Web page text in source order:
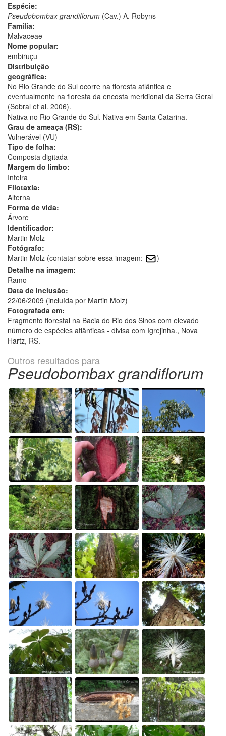
Espécie:
Pseudobombax grandiflorum (Cav.) A. Robyns
Família:
Malvaceae
Nome popular:
embiruçu
Distribuição
geográfica:
No Rio Grande do Sul ocorre na floresta atlântica e
eventualmente na floresta da encosta meridional da Serra Geral
(Sobral et al. 2006).
Nativa no Rio Grande do Sul. Nativa em Santa Catarina.
Grau de ameaça (RS):
Vulnerável (VU)
Tipo de folha:
Composta digitada
Margem do limbo:
Inteira
Filotaxia:
Alterna
Forma de vida:
Árvore
Identificador:
Martin Molz
Fotógrafo:
Martin Molz (contatar sobre essa imagem:
)
Detalhe na imagem:
Ramo
Data de inclusão:
22/06/2009 (incluída por Martin Molz)
Fotografada em:
Fragmento florestal na Bacia do Rio dos Sinos com elevado
número de espécies atlânticas - divisa com Igrejinha., Nova
Hartz, RS.
Outros resultados para
Pseudobombax grandiflorum